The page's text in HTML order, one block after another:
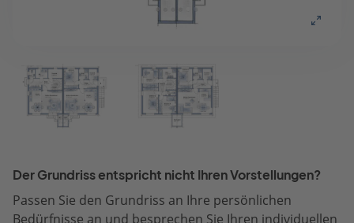
Der Grundriss entspricht nicht Ihren Vorstellungen?
Passen Sie den Grundriss an Ihre persönlichen
Bedürfnisse an und besprechen Sie Ihren individuellen